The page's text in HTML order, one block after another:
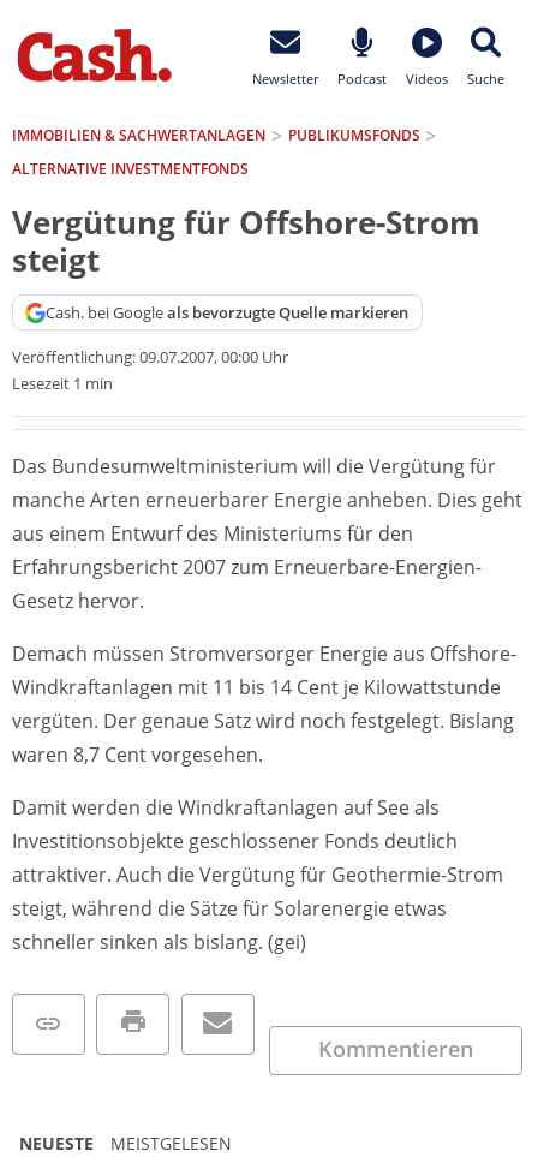
Newsletter Podcast Videos Suche
IMMOBILIEN & SACHWERTANLAGEN
PUBLIKUMSFONDS
ALTERNATIVE INVESTMENTFONDS
Vergütung für Offshore-Strom
steigt
Cash. bei Googleals bevorzugte Quelle markieren
Veröffentlichung:09.07.2007, 00:00 Uhr
Lesezeit 1 min
Das Bundesumweltministerium will die Vergütung für
manche Arten erneuerbarer Energie anheben. Dies geht
aus einem Entwurf des Ministeriums für den
Erfahrungsbericht 2007 zum Erneuerbare-Energien-
Gesetz hervor.
Demach müssen Stromversorger Energie aus Offshore-
Windkraftanlagen mit 11 bis 14 Cent je Kilowattstunde
vergüten. Der genaue Satz wird noch festgelegt. Bislang
waren 8,7 Cent vorgesehen.
Damit werden die Windkraftanlagen auf See als
Investitionsobjekte geschlossener Fonds deutlich
attraktiver. Auch die Vergütung für Geothermie-Strom
steigt, während die Sätze für Solarenergie etwas
schneller sinken als bislang. (gei)
Kommentieren
NEUESTE MEISTGELESEN